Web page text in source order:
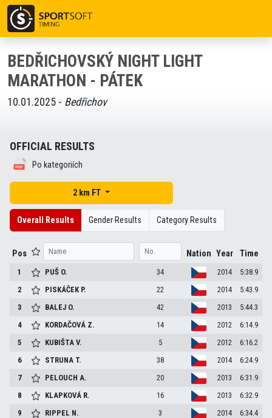
BEDŘICHOVSKÝ NIGHT LIGHT
MARATHON - PÁTEK
10.01.2025 - Bedřichov
OFFICIAL RESULTS
Po kategoriích
2 km FT
Overall Results Gender Results Category Results
Pos Nation Year Time
1 PUŠ O. 34 2014
5:38.9
2
PISKÁČEK P. 22 2014
5:43.9
3
BALEJ O. 42 2013
5:44.3
4
KORDAČOVÁ Z. 14 2012
6:14.9
5
KUBIŠTAV. 5 2012
6:16.2
6
STRUNA T. 38 2014
6:24.9
7
PELOUCHA. 20 2013
6:31.9
8
KLAPKOVÁ R. 16 2013
6:32.9
9
RIPPEL N. 3 2014
6:34.4